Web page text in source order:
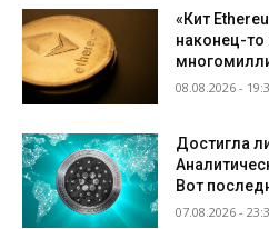
«Кит
наконец-то
08.08.2026 -
Достигла
Вот
07.08.2026 -